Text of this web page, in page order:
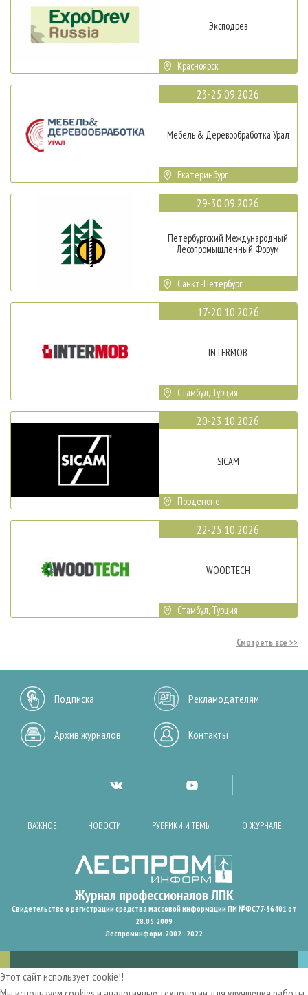
Эксподрев
Красноярск
23-25.09.2026
Мебель & Деревообработка Урал
Екатеринбург
29-30.09.2026
Петербургский Международный
Лесопромышленный Форум
Санкт-Петербург
17-20.10.2026
INTERMOB
Стамбул, Турция
20-23.10.2026
SICAM
Порденоне
22-25.10.2026
WOODTECH
Стамбул, Турция
Смотреть все
Подписка Рекламодателям
Архив журналов Контакты
ВАЖНОЕ НОВОСТИ РУБРИКИ И ТЕМЫ О ЖУРНАЛЕ
Свидетельство о регистрации средства массовой информации ПИ №ФС77-36401 от
28.05.2009
Леспроминформ. 2002 - 2022
Этот сайт использует cookie!!